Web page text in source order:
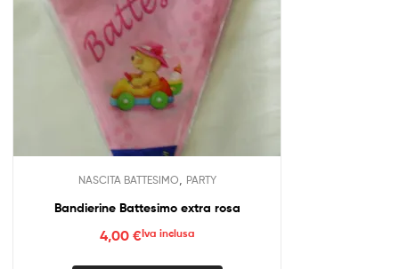
NASCITA BATTESIMO PARTY
Bandierine Battesimo extra rosa
4,00 €Iva inclusa